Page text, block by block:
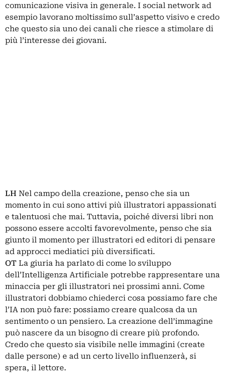
comunicazione visiva in generale. I social network ad
esempio lavorano moltissimo sull’aspetto visivo e credo
che questo sia uno dei canali che riesce a stimolare di
più l’interesse dei giovani.
LH Nel campo della creazione, penso che sia un
momento in cui sono attivi più illustratori appassionati
e talentuosi che mai. Tuttavia, poiché diversi libri non
possono essere accolti favorevolmente, penso che sia
giunto il momento per illustratori ed editori di pensare
ad approcci mediatici più diversificati.
OT La giuria ha parlato di come lo sviluppo
dell’Intelligenza Artificiale potrebbe rappresentare una
minaccia per gli illustratori nei prossimi anni. Come
illustratori dobbiamo chiederci cosa possiamo fare che
l’IA non può fare: possiamo creare qualcosa da un
sentimento o un pensiero. La creazione dell’immagine
può nascere da un bisogno di creare più profondo.
Credo che questo sia visibile nelle immagini (create
dalle persone) e ad un certo livello influenzerà, si
spera, il lettore.